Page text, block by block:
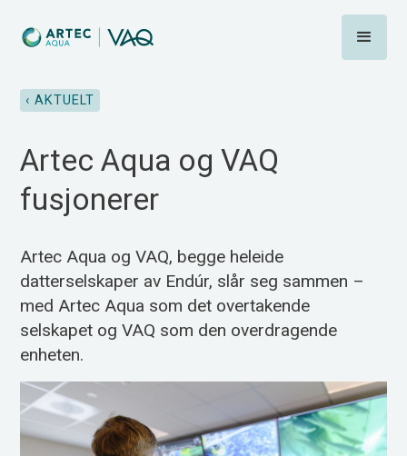
‹ AKTUELT
Artec Aqua og VAQ
fusjonerer
Artec Aqua og VAQ, begge heleide
datterselskaper av Endúr, slår seg sammen –
med Artec Aqua som det overtakende
selskapet og VAQ som den overdragende
enheten.